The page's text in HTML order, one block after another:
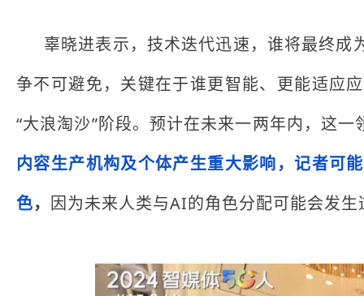
辜晓进表示，技术迭代迅速，谁将最终
争不可避免，关键在于谁更智能、更能适应
“大浪淘沙”阶段。预计在未来一两年内，这
内容生产机构及个体产生重大影响，记者可
色， 因为未来人类与AI的角色分配可能会发